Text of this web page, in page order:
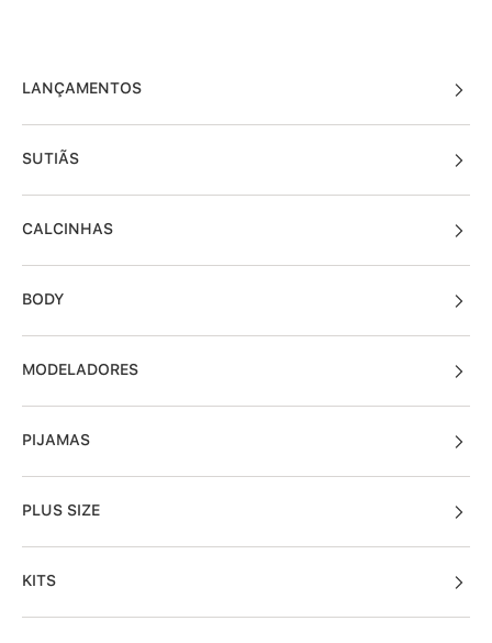
LANÇAMENTOS
SUTIÃS
CALCINHAS
BODY
MODELADORES
PIJAMAS
PLUS SIZE
KITS